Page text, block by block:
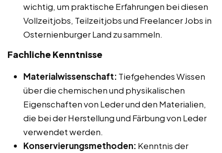
wichtig, um praktische Erfahrungen bei diesen
Vollzeitjobs, Teilzeitjobs und Freelancer Jobs in
Osternienburger Land zu sammeln.
Fachliche Kenntnisse
Materialwissenschaft: Tiefgehendes Wissen
über die chemischen und physikalischen
Eigenschaften von Leder und den Materialien,
die bei der Herstellung und Färbung von Leder
verwendet werden.
Konservierungsmethoden: Kenntnis der